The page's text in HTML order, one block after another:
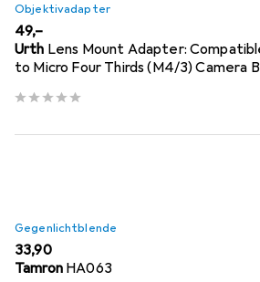
Objektivadapter
EUR
49,–
Urth Lens Mount Adapter:
to Micro Four Thirds (M4/3) Camera
Gegenlichtblende
EUR
33,90
Tamron HA063